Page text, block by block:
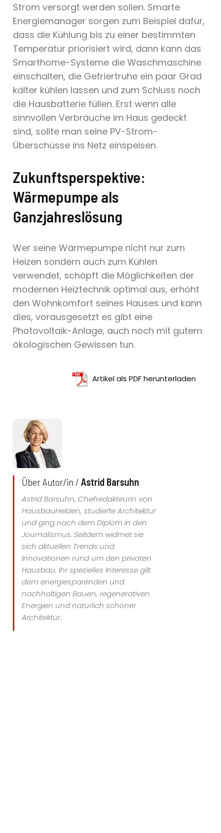
Strom versorgt werden sollen. Smarte
Energiemanager sorgen zum Beispiel dafür,
dass die Kühlung bis zu einer bestimmten
Temperatur priorisiert wird, dann kann das
Smarthome-Systeme die Waschmaschine
einschalten, die Gefriertruhe ein paar Grad
kälter kühlen lassen und zum Schluss noch
die Hausbatterie füllen. Erst wenn alle
sinnvollen Verbräuche im Haus gedeckt
sind, sollte man seine PV-Strom-
Überschüsse ins Netz einspeisen.
Zukunftsperspektive:
Wärmepumpe als
Ganzjahreslösung
Wer seine Wärmepumpe nicht nur zum
Heizen sondern auch zum Kühlen
verwendet, schöpft die Möglichkeiten der
modernen Heiztechnik optimal aus, erhöht
den Wohnkomfort seines Hauses und kann
dies, vorausgesetzt es gibt eine
Photovoltaik-Anlage, auch noch mit gutem
ökologischen Gewissen tun.
Artikel als PDF herunterladen
Über Autor/in / Astrid Barsuhn
Astrid Barsuhn, Chefredakteurin von
HausbauHelden, studierte Architektur
und ging nach dem Diplom in den
Journalismus. Seitdem widmet sie
sich aktuellen Trends und
Innovationen rund um den privaten
Hausbau. Ihr spezielles Interesse gilt
dem energiesparenden und
nachhaltigen Bauen, regenerativen
Energien und natürlich schöner
Architektur.